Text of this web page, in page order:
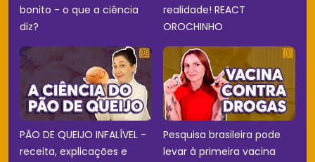
bonito - o que a ciência
diz?
realidade! REACT
OROCHINHO
PÃO DE QUEIJO INFALÍVEL -
receita, explicações e
Pesquisa brasileira pode
levar à primeira vacina